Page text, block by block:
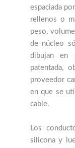
espaciada
rellenos o
peso,
de núcleo
dibujan en
patentada,
proveedor
en que se
cable.
Los
silicona y